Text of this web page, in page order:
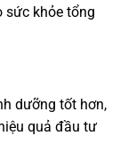
sức khỏe tổng
dưỡng tốt hơn,
quả đầu tư